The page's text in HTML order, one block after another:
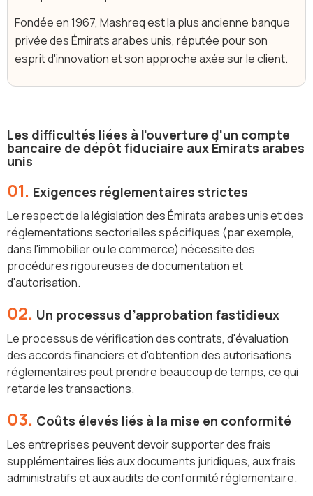
Fondée en 1967, Mashreq est la plus ancienne banque
privée des Émirats arabes unis, réputée pour son
esprit d'innovation et son approche axée sur le client.
Les difficultés liées à l'ouverture d'un compte
bancaire de dépôt fiduciaire aux Émirats arabes
unis
01. Exigences réglementaires strictes
Le respect de la législation des Émirats arabes unis et des
réglementations sectorielles spécifiques (par exemple,
dans l'immobilier ou le commerce) nécessite des
procédures rigoureuses de documentation et
d'autorisation.
02. Un processus d’approbation fastidieux
Le processus de vérification des contrats, d'évaluation
des accords financiers et d'obtention des autorisations
réglementaires peut prendre beaucoup de temps, ce qui
retarde les transactions.
03. Coûts élevés liés à la mise en conformité
Les entreprises peuvent devoir supporter des frais
supplémentaires liés aux documents juridiques, aux frais
administratifs et aux audits de conformité réglementaire.